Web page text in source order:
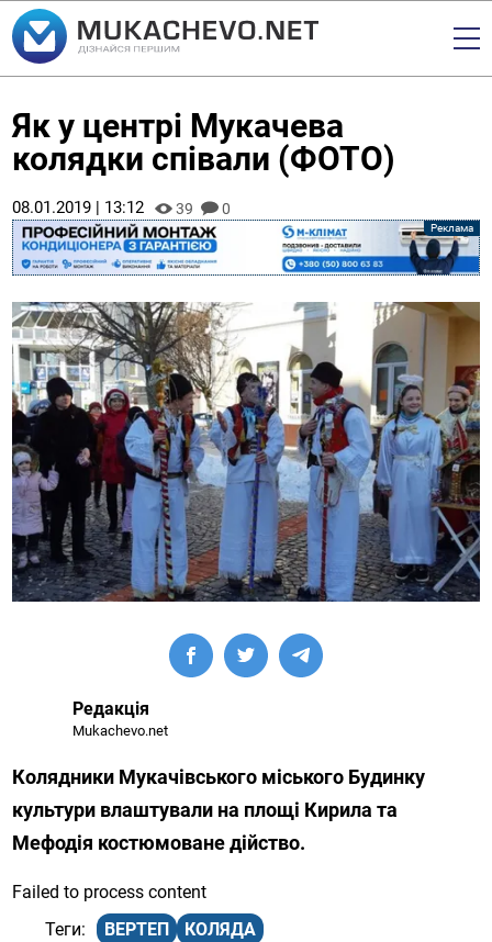
Як у центрі Мукачева
колядки співали (ФОТО)
08.01.2019 | 13:12 39 0
Редакція
Mukachevo.net
Колядники Мукачівського міського Будинку
культури влаштували на площі Кирила та
Мефодія костюмоване дійство.
Failed to process content
ВЕРТЕП
КОЛЯДА